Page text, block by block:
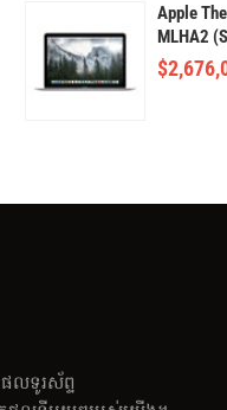
Apple
MLHA2
$
លទូរស័ព្ទ